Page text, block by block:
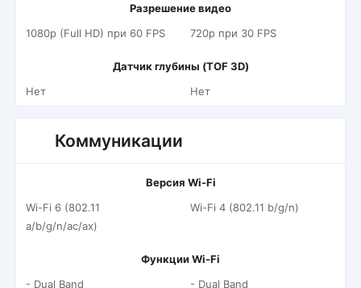
Разрешение видео
1080p (Full HD) при 60 FPS
720p при 30 FPS
Датчик глубины (TOF 3D)
Нет
Нет
Коммуникации
Версия Wi-Fi
Wi-Fi 6 (802.11
a/b/g/n/ac/ax)
Wi-Fi 4 (802.11 b/g/n)
Функции Wi-Fi
- Dual Band
- Dual Band